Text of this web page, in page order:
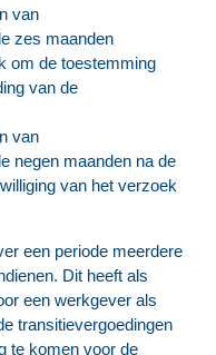
van
zes maanden
om de toestemming
van de
van
negen maanden na de
van het verzoek
een periode meerdere
Dit heeft als
een werkgever als
transitievergoedingen
te komen voor de